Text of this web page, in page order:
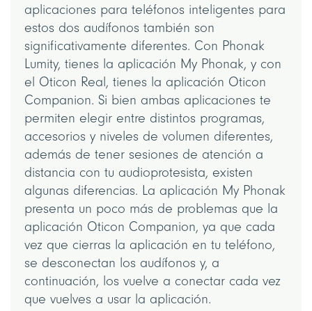
aplicaciones para teléfonos inteligentes para
estos dos audífonos también son
significativamente diferentes. Con Phonak
Lumity, tienes la aplicación My Phonak, y con
el Oticon Real, tienes la aplicación Oticon
Companion. Si bien ambas aplicaciones te
permiten elegir entre distintos programas,
accesorios y niveles de volumen diferentes,
además de tener sesiones de atención a
distancia con tu audioprotesista, existen
algunas diferencias. La aplicación My Phonak
presenta un poco más de problemas que la
aplicación Oticon Companion, ya que cada
vez que cierras la aplicación en tu teléfono,
se desconectan los audífonos y, a
continuación, los vuelve a conectar cada vez
que vuelves a usar la aplicación.